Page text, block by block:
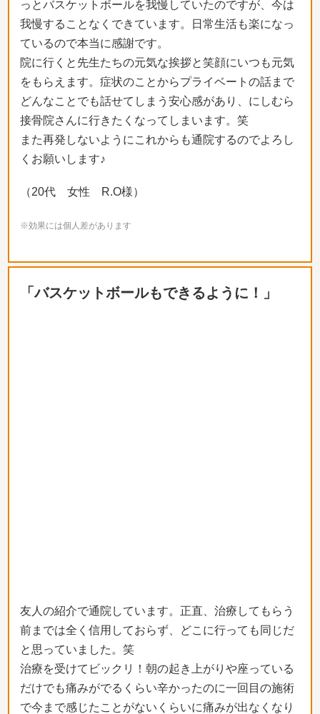
っとバスケットボールを我慢していたのですが、今は
我慢することなくできています。日常生活も楽になっ
ているので本当に感謝です。
院に行くと先生たちの元気な挨拶と笑顔にいつも元気
をもらえます。症状のことからプライベートの話まで
どんなことでも話せてしまう安心感があり、にしむら
接骨院さんに行きたくなってしまいます。笑
また再発しないようにこれからも通院するのでよろし
くお願いします♪
（20代 女性 R.O様）
※効果には個人差があります
「バスケットボールもできるように！」
友人の紹介で通院しています。正直、治療してもらう
前までは全く信用しておらず、どこに行っても同じだ
と思っていました。笑
治療を受けてビックリ！朝の起き上がりや座っている
だけでも痛みがでるくらい辛かったのに一回目の施術
で今まで感じたことがないくらいに痛みが出なくなり